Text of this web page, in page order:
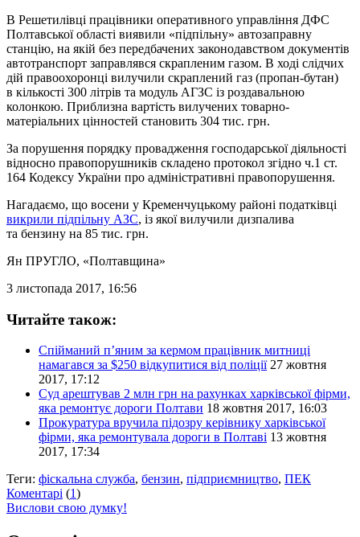
В Решетилівці працівники оперативного управління ДФС
Полтавської області виявили «підпільну» автозаправну
станцію, на якій без передбачених законодавством документів
автотранспорт заправлявся скрапленим газом. В ході слідчих
дій правоохоронці вилучили скраплений газ (пропан-бутан)
в кількості 300 літрів та модуль АГЗС із роздавальною
колонкою. Приблизна вартість вилучених товарно-
матеріальних цінностей становить 304 тис. грн.
За порушення порядку провадження господарської діяльності
відносно правопорушників складено протокол згідно ч.1 ст.
164 Кодексу України про адміністративні правопорушення.
Нагадаємо, що восени у Кременчуцькому районі податківці
викрили підпільну АЗС, із якої вилучили дизпалива
та бензину на 85 тис. грн.
Ян ПРУГЛО, «Полтавщина»
3 листопада 2017, 16:56
Читайте також:
Спійманий п’яним за кермом працівник митниці
намагався за $250 відкупитися від поліції 27 жовтня
2017, 17:12
Суд арештував 2 млн грн на рахунках харківської фірми,
яка ремонтує дороги Полтави 18 жовтня 2017, 16:03
Прокуратура вручила підозру керівнику харківської
фірми, яка ремонтувала дороги в Полтаві 13 жовтня
2017, 17:34
Теги: фіскальна служба, бензин, підприємництво, ПЕК
Коментарі (1)
Вислови свою думку!